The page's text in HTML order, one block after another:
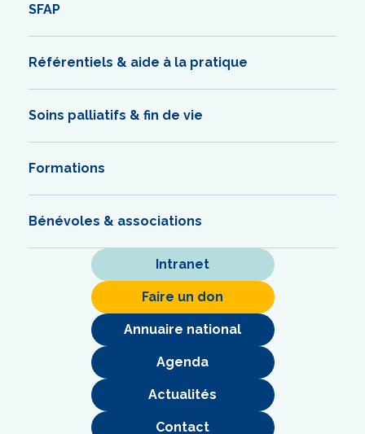
SFAP
Référentiels & aide à la pratique
Soins palliatifs & fin de vie
Formations
Bénévoles & associations
Intranet
Faire un don
Annuaire national
Agenda
Actualités
Contact